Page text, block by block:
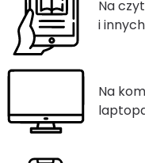
Na
i innych
Na